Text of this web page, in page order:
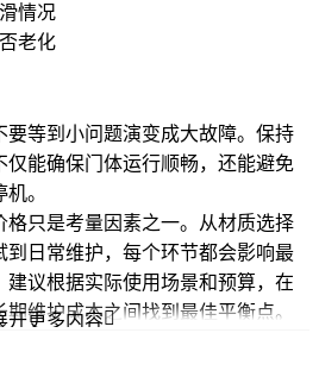
情况
老化
要等到小问题演变成大故障。保持
仅能确保门体运行顺畅，还能避免
。
格只是考量因素之一。从材质选择
到日常维护，每个环节都会影响最
议根据实际使用场景和预算，在
维护成本之间找到最佳平衡点。
开更多内容